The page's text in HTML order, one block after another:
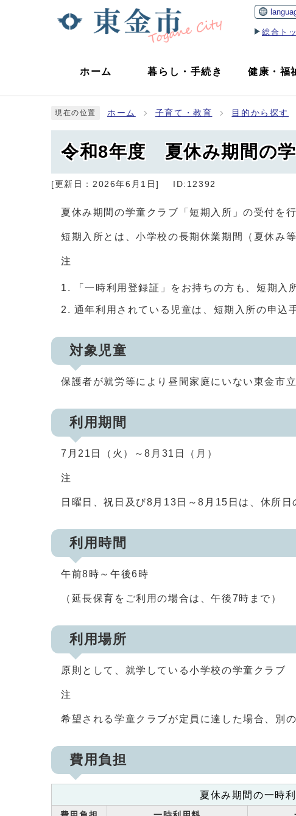
総合ト
ホーム 暮らし ・ 手続き 健康 ・福
現在の位置 ホーム 子育て・教育 目的から探す
令和8年度 夏休み期間の
[更新日： 2026年6月1日] ID:12392
夏休み期間の学童クラブ「短期入所」の受付を行
短期入所とは、小学校の長期休業期間（夏休み
注
「一時利用登録証」をお持ちの方も、短期
通年利用されている児童は、短期入所の申込
対象児童
保護者が就労等により昼間家庭にいない東金市
利用期間
7月21日（火）～8月31日（月）
注
日曜日、祝日及び8月13日～8月15日は、休所日
利用時間
午前8時～午後6時
（延長保育をご利用の場合は、午後7時まで）
利用場所
原則として、就学している小学校の学童クラブ
注
希望される学童クラブが定員に達した場合、別
費用負担
夏休み期間の一時